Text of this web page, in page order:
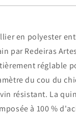
en polyester
par Redeiras
réglable
du cou du
résistant. La
à 100 %